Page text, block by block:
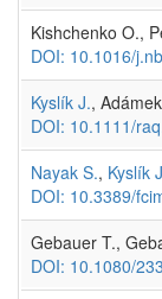
Kishchenko O.,
DOI: 10.1016/
Kyslík J.,
DOI: 10.1111/
Nayak S., Kyslík
DOI: 10.3389/
Gebauer T.,
DOI: 10.1080/